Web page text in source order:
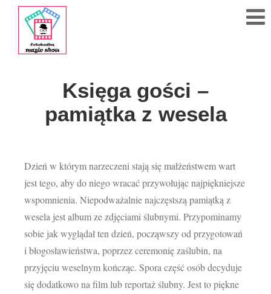
Księga gości –
pamiątka z wesela
Dzień w którym narzeczeni stają się małżeństwem wart
jest tego, aby do niego wracać przywołując najpiękniejsze
wspomnienia. Niepodważalnie najczęstszą pamiątką z
wesela jest album ze zdjęciami ślubnymi. Przypominamy
sobie jak wyglądał ten dzień, począwszy od przygotowań
i błogosławieństwa, poprzez ceremonię zaślubin, na
przyjęciu weselnym kończąc. Spora część osób decyduje
się dodatkowo na film lub reportaż ślubny. Jest to piękne
Główna
Cennik
Galeria
Aktualności